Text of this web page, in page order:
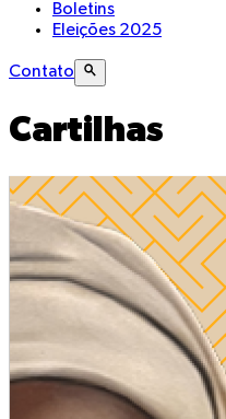
Boletins
Eleições 2025
Contato
Cartilhas